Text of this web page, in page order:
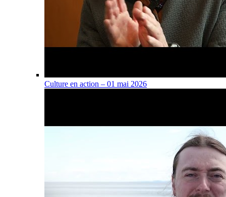
Culture en action – 01 mai 2026